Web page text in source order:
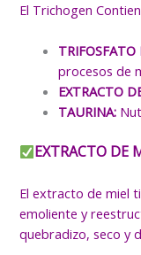
El Trichogen
TRIFOSFATO
procesos de
EXTRACTO
TAURINA:
EXTRACTO DE
El extracto de miel
emoliente y
quebradizo, seco y